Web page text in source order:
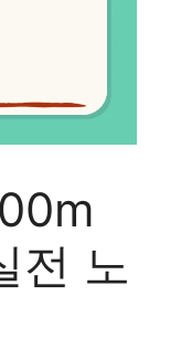
전 노